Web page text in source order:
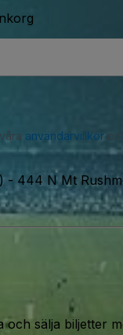
användarvillkor
- 444 N Mt
sälja biljetter